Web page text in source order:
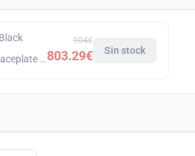
Black
904€
803.29€ Sin stock